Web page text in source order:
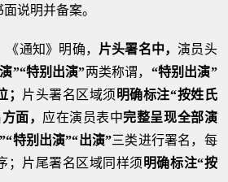
说明并备案。
通知》明确， 片头署名中，演员头
”“特别出演”两类称谓， “特别出演”
片头署名区域须明确标注“按姓氏
面， 应在演员表中完整呈现全部演
特别出演”“出演”三类进行署名，每
；片尾署名区域同样须明确标注“按